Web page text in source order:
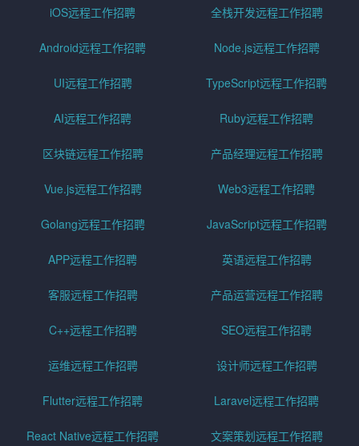
iOS远程工作招聘 全栈开发远程工作招聘
Android远程工作招聘 Node.js远程工作招聘
UI远程工作招聘 TypeScript远程工作招聘
AI远程工作招聘 Ruby远程工作招聘
区块链远程工作招聘 产品经理远程工作招聘
Vue.js远程工作招聘 Web3远程工作招聘
Golang远程工作招聘 JavaScript远程工作招聘
APP远程工作招聘 英语远程工作招聘
客服远程工作招聘 产品运营远程工作招聘
C++远程工作招聘 SEO远程工作招聘
运维远程工作招聘 设计师远程工作招聘
Flutter远程工作招聘 Laravel远程工作招聘
React Native远程工作招聘 文案策划远程工作招聘